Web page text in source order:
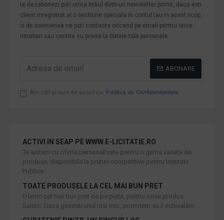
te dezabonezi poti urma linkul dintr-un newsletter primit, daca esti
client inregistrat ai o sectiune speciala in contul tau in acest scop,
si de asemenea ne poti contacta oricand pe email pentru orice
intrebari sau cerinte cu privire la datele tale personale.
ABONARE
Am citit şi sunt de acord cu Politica de Confidentialitate
ACTIVI IN SEAP PE WWW.E-LICITATIE.RO
Te ajutam cu oferte personalizate pentru o gama variata de
produse, disponibile la preturi competitive pentru Institutii
Publice.
TOATE PRODUSELE LA CEL MAI BUN PRET
Oferim cel mai bun pret de pe piata, pentru orice produs
Sanito. Daca gasesti unul mai mic, promitem sa il echivalam.